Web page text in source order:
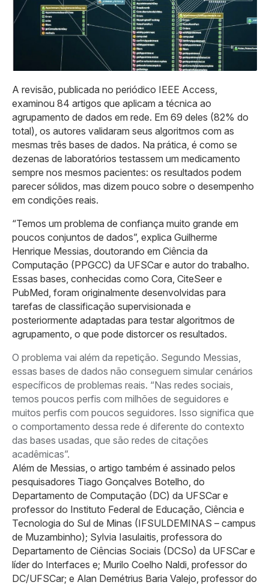
A revisão, publicada no periódico IEEE Access,
examinou 84 artigos que aplicam a técnica ao
agrupamento de dados em rede. Em 69 deles (82% do
total), os autores validaram seus algoritmos com as
mesmas três bases de dados. Na prática, é como se
dezenas de laboratórios testassem um medicamento
sempre nos mesmos pacientes: os resultados podem
parecer sólidos, mas dizem pouco sobre o desempenho
em condições reais.
“Temos um problema de confiança muito grande em
poucos conjuntos de dados”, explica Guilherme
Henrique Messias, doutorando em Ciência da
Computação (PPGCC) da UFSCar e autor do trabalho.
Essas bases, conhecidas como Cora, CiteSeer e
PubMed, foram originalmente desenvolvidas para
tarefas de classificação supervisionada e
posteriormente adaptadas para testar algoritmos de
agrupamento, o que pode distorcer os resultados.
O problema vai além da repetição. Segundo Messias,
essas bases de dados não conseguem simular cenários
específicos de problemas reais. “Nas redes sociais,
temos poucos perfis com milhões de seguidores e
muitos perfis com poucos seguidores. Isso significa que
o comportamento dessa rede é diferente do contexto
das bases usadas, que são redes de citações
acadêmicas”.
Além de Messias, o artigo também é assinado pelos
pesquisadores Tiago Gonçalves Botelho, do
Departamento de Computação (DC) da UFSCar e
professor do Instituto Federal de Educação, Ciência e
Tecnologia do Sul de Minas (IFSULDEMINAS – campus
de Muzambinho); Sylvia Iasulaitis, professora do
Departamento de Ciências Sociais (DCSo) da UFSCar e
líder do Interfaces e; Murilo Coelho Naldi, professor do
DC/UFSCar; e Alan Demétrius Baria Valejo, professor do